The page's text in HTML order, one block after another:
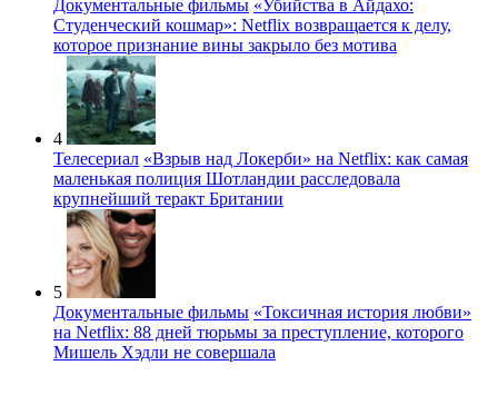
Документальные фильмы «Убийства в Айдахо:
Студенческий кошмар»: Netflix возвращается к делу,
которое признание вины закрыло без мотива
4
Телесериал «Взрыв над Локерби» на Netflix: как самая
маленькая полиция Шотландии расследовала
крупнейший теракт Британии
5
Документальные фильмы «Токсичная история любви»
на Netflix: 88 дней тюрьмы за преступление, которого
Мишель Хэдли не совершала